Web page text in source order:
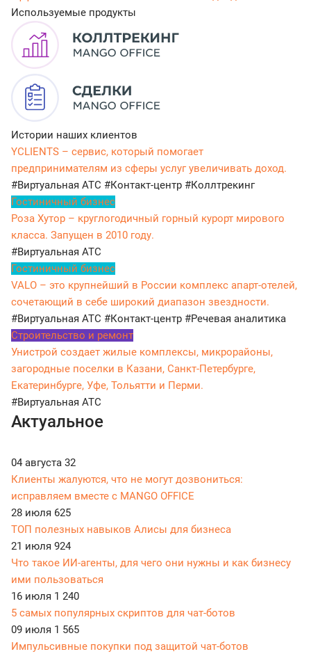
Используемые продукты
Истории наших клиентов
YCLIENTS – сервис, который помогает
предпринимателям из сферы услуг увеличивать доход.
#Виртуальная АТС #Контакт-центр #Коллтрекинг
Гостиничный бизнес
Роза Хутор – круглогодичный горный курорт мирового
класса. Запущен в 2010 году.
#Виртуальная АТС
Гостиничный бизнес
VALO – это крупнейший в России комплекс апарт-отелей,
сочетающий в себе широкий диапазон звездности.
#Виртуальная АТС #Контакт-центр #Речевая аналитика
Строительство и ремонт
Унистрой создает жилые комплексы, микрорайоны,
загородные поселки в Казани, Санкт-Петербурге,
Екатеринбурге, Уфе, Тольятти и Перми.
#Виртуальная АТС
Актуальное
04 августа 32
Клиенты жалуются, что не могут дозвониться:
исправляем вместе с MANGO OFFICE
28 июля 625
ТОП полезных навыков Алисы для бизнеса
21 июля 924
Что такое ИИ-агенты, для чего они нужны и как бизнесу
ими пользоваться
16 июля 1 240
5 самых популярных скриптов для чат-ботов
09 июля 1 565
Импульсивные покупки под защитой чат-ботов